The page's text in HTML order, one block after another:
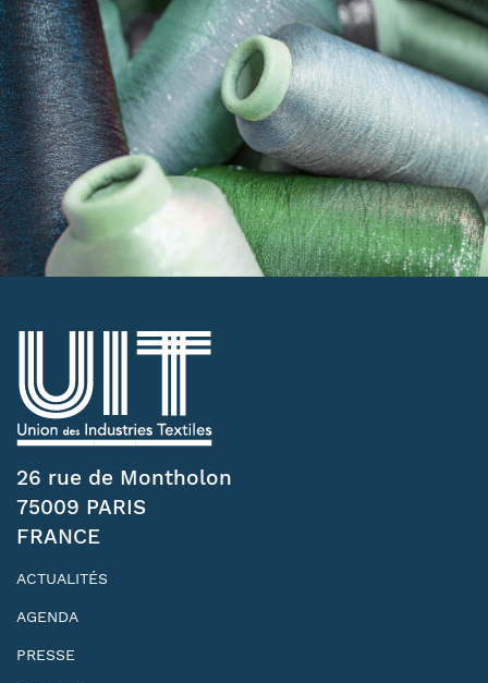
26 rue de Montholon
75009 PARIS
FRANCE
ACTUALITÉS
AGENDA
PRESSE